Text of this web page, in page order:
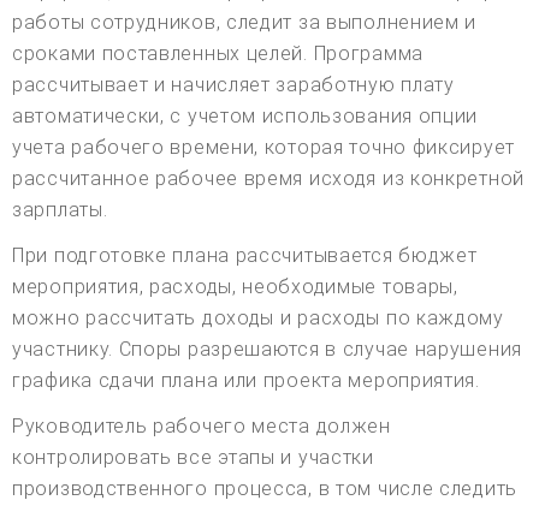
работы сотрудников, следит за выполнением и
сроками поставленных целей. Программа
рассчитывает и начисляет заработную плату
автоматически, с учетом использования опции
учета рабочего времени, которая точно фиксирует
рассчитанное рабочее время исходя из конкретной
зарплаты.
При подготовке плана рассчитывается бюджет
мероприятия, расходы, необходимые товары,
можно рассчитать доходы и расходы по каждому
участнику. Споры разрешаются в случае нарушения
графика сдачи плана или проекта мероприятия.
Руководитель рабочего места должен
контролировать все этапы и участки
производственного процесса, в том числе следить